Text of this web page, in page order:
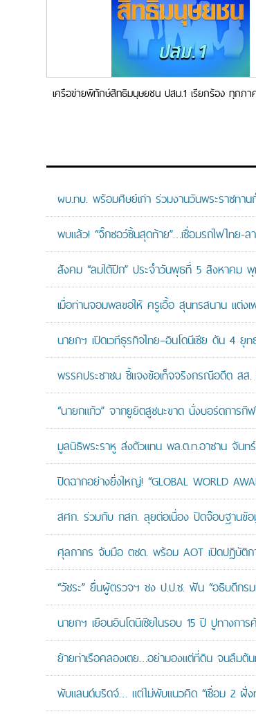
เครือข่ายพิทักษ์สิทธิมนุษยชน ปสม.1 เรียกร้อง ทุกภ
ผบ.ทบ. พร้อมศิษย์เก่า ร่วมงานวันพระราชทา
พบแล้ว! “จิ๊กซอว์ชิ้นสุดท้าย”…เชื่อมรถไฟไทย-ล
สังคม “ลมใต้ปีก” ประจำวันพุธที่ 5 สิงหาคม
เมื่อท่านจอมพลขอให้ ครูเอื้อ สุนทรสนาน แต่งเพ
นายกฯ เปิดเวทีธุรกิจไทย–อินโดนีเซีย ดัน 4
พรรคประชาชน ชี้แจงข้อเท็จจริงกรณีอดีต สส
“นายกแก้ว” จากยูยิตสูชนะขาด นั่งบอร์ดการกี
มูลนิธิพระราหู ส่งตัวแทน พล.ต.ท.อาชาน จันท
ปิดฉากอย่างยิ่งใหญ่! “GLOBAL WORLD
สศก. ร่วมกับ กสก. ลุยต่อเนื่อง ปิดจ๊อบฐานข้
ศุลกากร จับมือ ตชด. พร้อม AOT เปิดปฏิบัติก
“วัชระ” ยื่นผู้ตรวจฯ ชง ป.ป.ช. ฟัน “อธิบดีกร
นายกฯ เยือนอินโดนีเซียในรอบ 15 ปี ปูทางก
ย้ายท่าเรือคลองเตย…อย่ามองแต่ที่ดิน จนลืมต้
พับแลนด์บริดจ์… แต่ไม่พับแนวคิด “เชื่อม 2 ฝั่งท